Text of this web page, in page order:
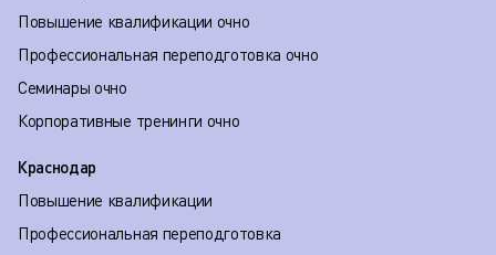
Повышение квалификации очно
Профессиональная переподготовка очно
Семинары очно
Корпоративные тренинги очно
Краснодар
Повышение квалификации
Профессиональная переподготовка